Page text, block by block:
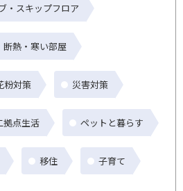
・スキップフロア
断熱・寒い部屋
粉対策 災害対策
拠点生活 ペットと暮らす
移住 子育て